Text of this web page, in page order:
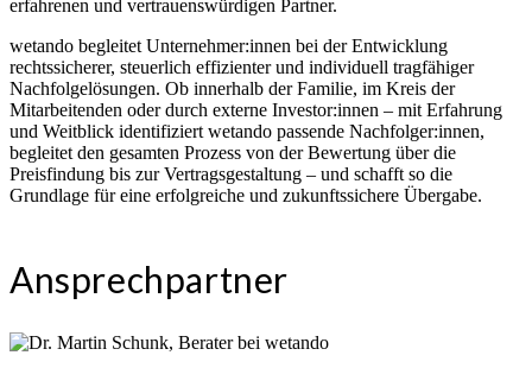
erfahrenen und vertrauenswürdigen Partner.
wetando begleitet Unternehmer:innen bei der Entwicklung
rechtssicherer, steuerlich effizienter und individuell tragfähiger
Nachfolgelösungen. Ob innerhalb der Familie, im Kreis der
Mitarbeitenden oder durch externe Investor:innen – mit Erfahrung
und Weitblick identifiziert wetando passende Nachfolger:innen,
begleitet den gesamten Prozess von der Bewertung über die
Preisfindung bis zur Vertragsgestaltung – und schafft so die
Grundlage für eine erfolgreiche und zukunftssichere Übergabe.
Ansprechpartner